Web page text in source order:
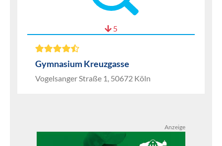
5
Gymnasium Kreuzgasse
Vogelsanger Straße 1, 50672 Köln
Anzeige